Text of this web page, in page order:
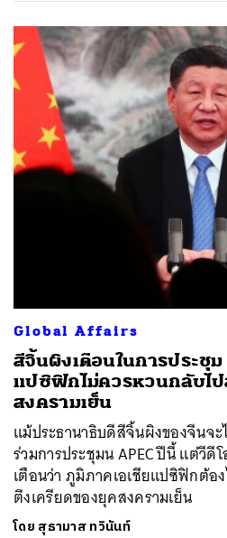
Global Affairs
สีจิ้นผิงเตือนในการประชุ
แปซิฟิกไม่ควรหวนกลับไ
สงครามเย็น
แม้ประธานาธิบดีสีจิ้นผิงของจีนจะ
ร่วมการประชุมน APEC ปีนี้ แต่วีดี
เตือนว่า ภูมิภาคเอเชียแปซิฟิกต้อ
ตึงเครียดของยุคสงครามเย็น
โดย สุธามาส ทวินันท์